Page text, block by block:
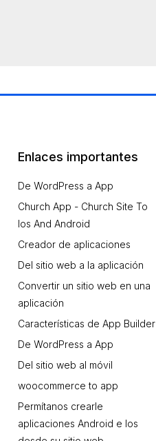
Enlaces importantes
De WordPress a App
Church App - Church Site To
Ios And Android
Creador de aplicaciones
Del sitio web a la aplicación
Convertir un sitio web en una
aplicación
Características de App Builder
De WordPress a App
Del sitio web al móvil
woocommerce to app
Permítanos crearle
aplicaciones Android e Ios